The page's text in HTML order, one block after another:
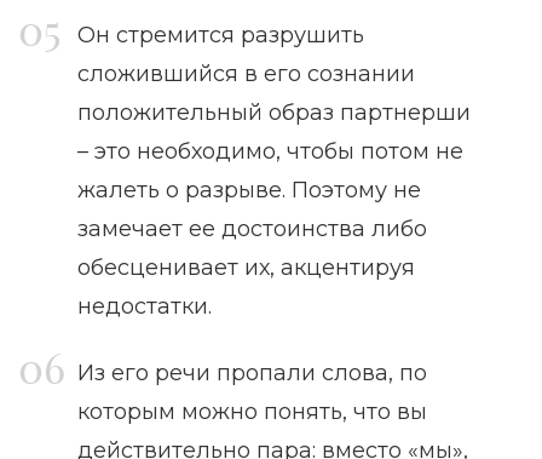
Он стремится разрушить
сложившийся в его сознании
положительный образ партнерши
– это необходимо, чтобы потом не
жалеть о разрыве. Поэтому не
замечает ее достоинства либо
обесценивает их, акцентируя
недостатки.
Из его речи пропали слова, по
которым можно понять, что вы
действительно пара: вместо «мы»,